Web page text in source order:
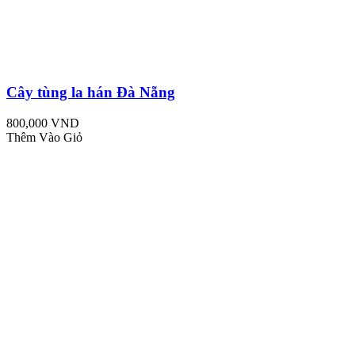
Cây tùng la hán Đà Nẵng
800,000 VND
Thêm Vào Giỏ